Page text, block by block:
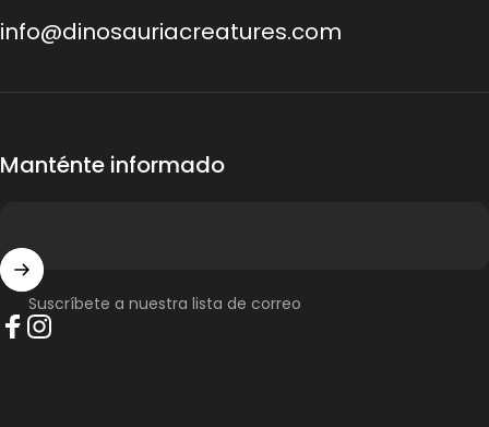
info@dinosauriacreatures.com
Manténte informado
Suscríbete a nuestra lista de correo